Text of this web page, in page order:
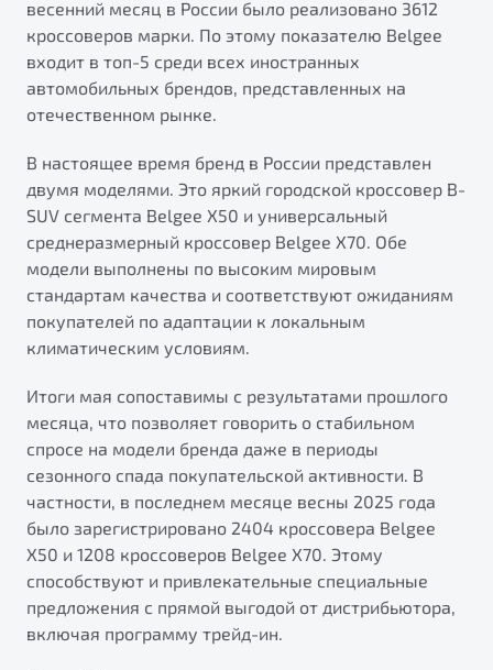
от 1 699 990 ₽*
Обзор В наличии
от 2 499 990 ₽*
Обзор В наличии
Подробно
Автомобили в наличии
Тест-драйв
Автокредит
Спецпредложения
Будьте еще более уверены на дорогах с программой
Преимущества программы
Запись на сервис
Калькулятор ТО
весенний месяц в России было реализовано 3612
кроссоверов марки. По этому показателю Belgee
входит в топ-5 среди всех иностранных
автомобильных брендов, представленных на
отечественном рынке.
В настоящее время бренд в России представлен
двумя моделями. Это яркий городской кроссовер B-
SUV сегмента Belgee X50 и универсальный
среднеразмерный кроссовер Belgee X70. Обе
модели выполнены по высоким мировым
стандартам качества и соответствуют ожиданиям
покупателей по адаптации к локальным
климатическим условиям.
Итоги мая сопоставимы с результатами прошлого
месяца, что позволяет говорить о стабильном
спросе на модели бренда даже в периоды
сезонного спада покупательской активности. В
частности, в последнем месяце весны 2025 года
было зарегистрировано 2404 кроссовера Belgee
X50 и 1208 кроссоверов Belgee X70. Этому
способствуют и привлекательные специальные
предложения с прямой выгодой от дистрибьютора,
включая программу трейд-ин.